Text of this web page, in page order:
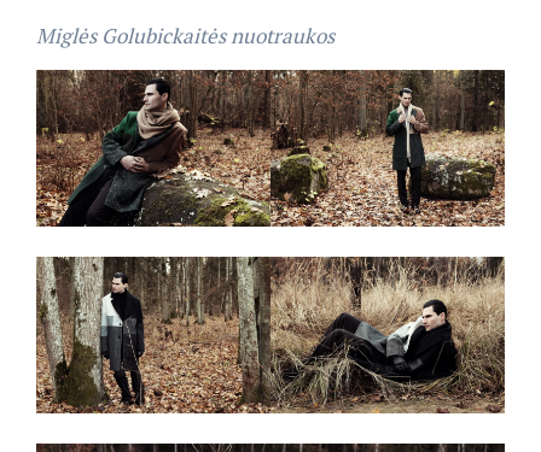
Miglės Golubickaitės nuotraukos